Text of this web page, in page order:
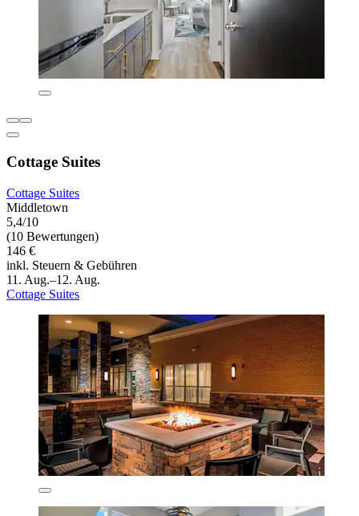
Cottage Suites
Cottage Suites
Middletown
5,4/10
(10 Bewertungen)
146 €
inkl. Steuern & Gebühren
11. Aug.–12. Aug.
Cottage Suites